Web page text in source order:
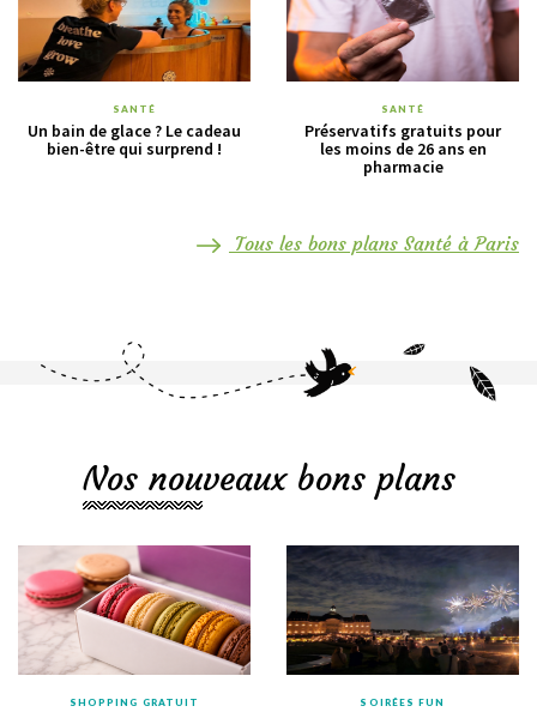
SANTÉ
Un bain de glace ? Le cadeau
bien-être qui surprend !
SANTÉ
Préservatifs gratuits pour
les moins de 26 ans en
pharmacie
Tous les bons plans Santé à Paris
Nos nouveaux bons plans
SHOPPING GRATUIT SOIRÉES FUN